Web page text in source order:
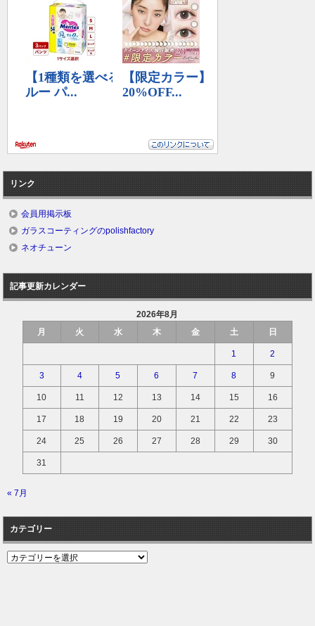
リンク
会員用掲示板
ガラスコーティングのpolishfactory
ネオチューン
記事更新カレンダー
2026年8月
月
火 水 木 金 土 日
1 2
3 4 5 6 7 8 9
10 11 12 13 14 15 16
17 18 19 20 21 22 23
24 25 26 27 28 29 30
31
« 7月
カテゴリー
カ